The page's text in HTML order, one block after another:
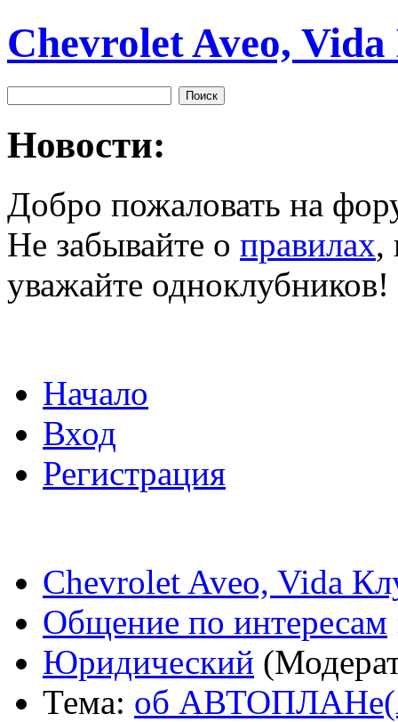
Chevrolet Aveo,
Новости:
Добро пожаловать на
Не забывайте о правилах,
уважайте одноклубников!
Начало
Вход
Регистрация
Chevrolet Aveo, Vida
Общение по интересам
Юридический
Тема: об